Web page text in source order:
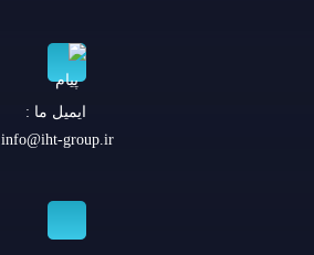
ایمیل ما :
info@iht-group.ir